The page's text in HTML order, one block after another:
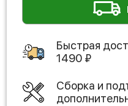
Быстрая
1490 ₽
Сборка и